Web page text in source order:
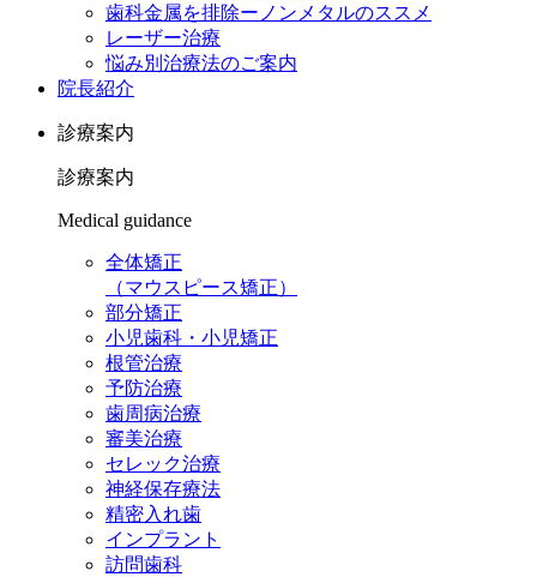
歯科金属を排除ーノンメタルのススメ
レーザー治療
悩み別治療法のご案内
院長紹介
診療案内
診療案内
Medical guidance
全体矯正
（マウスピース矯正）
部分矯正
小児歯科・小児矯正
根管治療
予防治療
歯周病治療
審美治療
セレック治療
神経保存療法
精密入れ歯
インプラント
訪問歯科